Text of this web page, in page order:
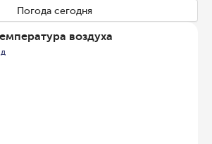
Погода сегодня
воздуха